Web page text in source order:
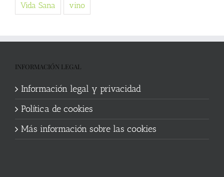
Vida Sana vino
INFORMACIÓN LEGAL
Información legal y privacidad
Política de cookies
Más información sobre las cookies